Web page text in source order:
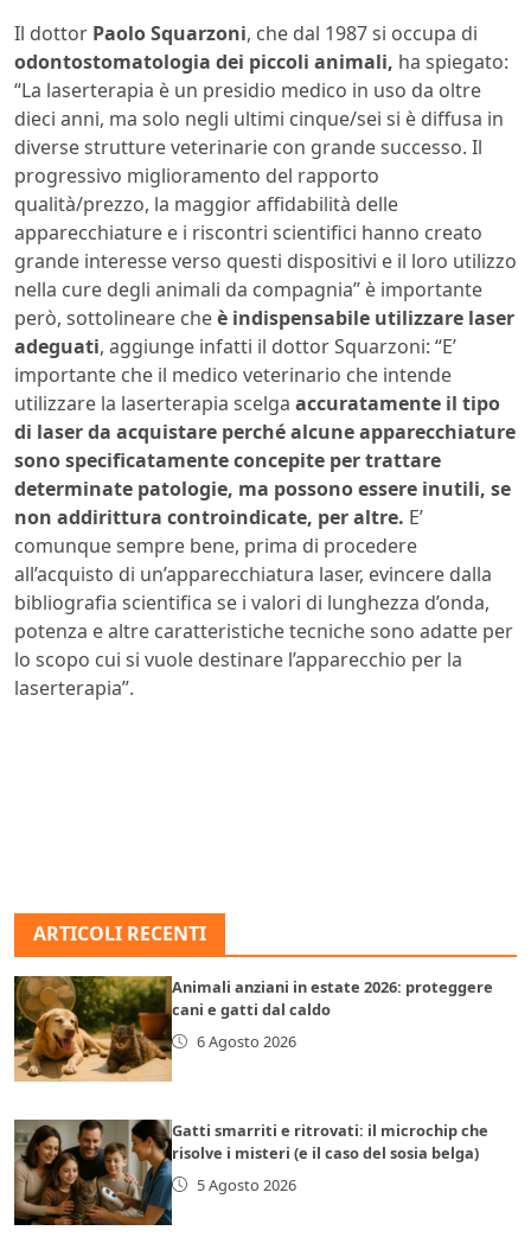
Il dottor Paolo Squarzoni, che dal 1987 si occupa di
odontostomatologia dei piccoli animali, ha spiegato:
“La laserterapia è un presidio medico in uso da oltre
dieci anni, ma solo negli ultimi cinque/sei si è diffusa in
diverse strutture veterinarie con grande successo. Il
progressivo miglioramento del rapporto
qualità/prezzo, la maggior affidabilità delle
apparecchiature e i riscontri scientifici hanno creato
grande interesse verso questi dispositivi e il loro utilizzo
nella cure degli animali da compagnia” è importante
però, sottolineare cheè indispensabile utilizzare laser
adeguati, aggiunge infatti il dottor Squarzoni: “E’
importante che il medico veterinario che intende
utilizzare la laserterapia scelga accuratamente il tipo
di laser da acquistare perché alcune apparecchiature
sono specificatamente concepite per trattare
determinate patologie, ma possono essere inutili, se
non addirittura controindicate, per altre. E’
comunque sempre bene, prima di procedere
all’acquisto di un’apparecchiatura laser, evincere dalla
bibliografia scientifica se i valori di lunghezza d’onda,
potenza e altre caratteristiche tecniche sono adatte per
lo scopo cui si vuole destinare l’apparecchio per la
laserterapia”.
ARTICOLI RECENTI
Animali anziani in estate 2026: proteggere
cani e gatti dal caldo
6 Agosto 2026
Gatti smarriti e ritrovati: il microchip che
risolve i misteri (e il caso del sosia belga)
5 Agosto 2026